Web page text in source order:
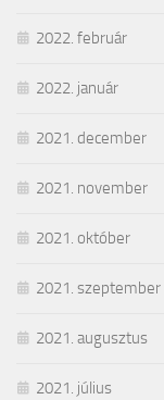
2022. február
2022. január
2021. december
2021. november
2021. október
2021. szeptember
2021. augusztus
2021. július